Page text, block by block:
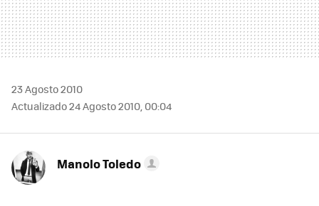
23 Agosto 2010
Actualizado 24 Agosto 2010, 00:04
Manolo Toledo